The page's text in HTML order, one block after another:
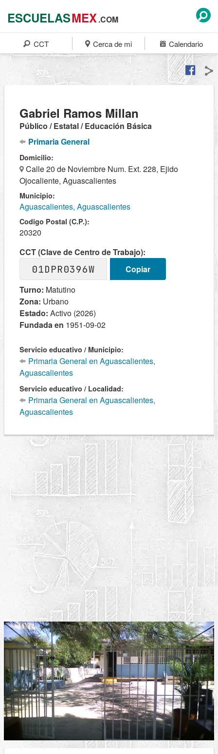
ESCUELASMEX.COM
CCT Cerca de mi Calendario
Gabriel Ramos Millan
Público / Estatal / Educación Básica
Primaria General
Domicilio:
Calle 20 de Noviembre Num. Ext. 228, Ejido
Ojocaliente, Aguascalientes
Municipio:
Aguascalientes, Aguascalientes
Codigo Postal (C.P.):
20320
CCT (Clave de Centro de Trabajo):
01DPR0396W
Copiar
Turno: Matutino
Zona: Urbano
Estado: Activo (2026)
Fundada en 1951-09-02
Servicio educativo / Municipio:
Primaria General en Aguascalientes,
Aguascalientes
Servicio educativo / Localidad:
Primaria General en Aguascalientes,
Aguascalientes